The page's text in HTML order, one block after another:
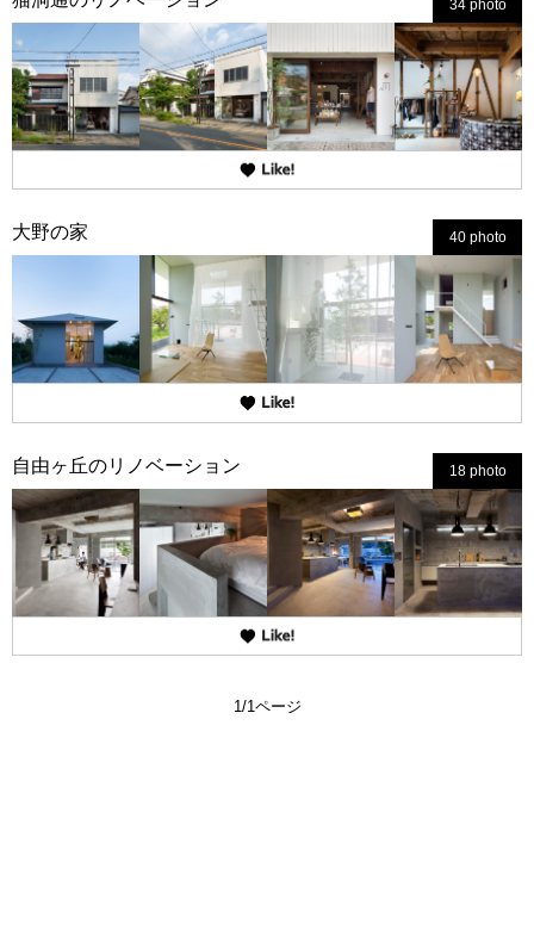
34 photo
大野の家 40 photo
自由ヶ丘のリノベーション 18 photo
1/1ページ